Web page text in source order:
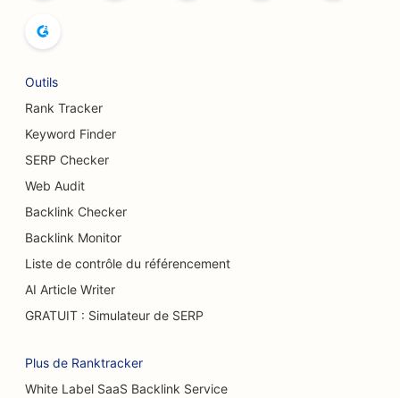
SEO pour les boulangeries
SEO pour les brasseries
mammaire
SEO pour les restaurants buffets
SEO pour les camions à hamburgers
SEO pour les pâtisseries
Outils
Rank Tracker
Keyword Finder
SERP Checker
Web Audit
Backlink Checker
Backlink Monitor
Liste de contrôle du référencement
AI Article Writer
GRATUIT : Simulateur de SERP
Plus de Ranktracker
White Label SaaS Backlink Service